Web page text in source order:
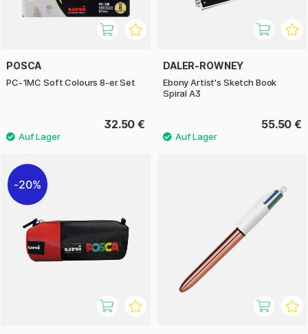
POSCA
PC-1MC Soft Colours 8-er Set
32.50 €
DALER-ROWNEY
Ebony Artist's Sketch Book
Spiral A3
55.50 €
20%